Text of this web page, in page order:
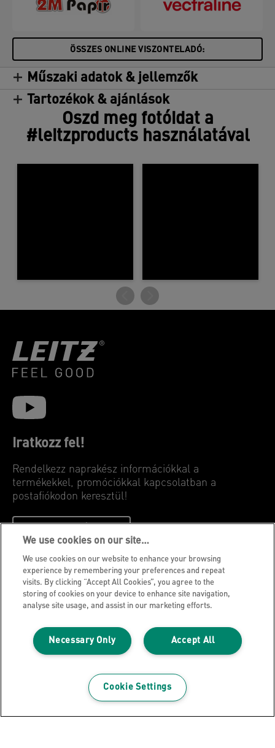
ÖSSZES ONLINE VISZONTELADÓ:
Műszaki adatok & jellemzők
Tartozékok & ajánlások
Oszd meg fotóidat a
#leitzproducts használatával
Iratkozz fel!
Rendelkezz naprakész információkkal a
termékekkel, promóciókkal kapcsolatban a
postafiókodon keresztül!
Adatvédelmi nyilatkozat
Sütik
Jogi közlemény
Impresszum
Adataim kezelése
Álláslehetőségek
We use cookies on our site…
We use cookies on our website to enhance your browsing
experience by remembering your preferences and repeat
visits. By clicking “Accept All Cookies”, you agree to the
storing of cookies on your device to enhance site navigation,
analyse site usage, and assist in our marketing efforts.
Accept All
Necessary Only
Cookie Settings